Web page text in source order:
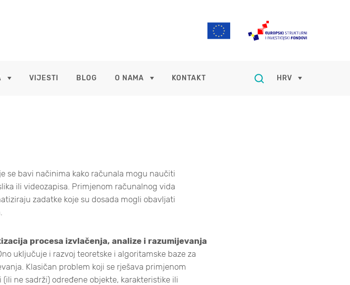
VIJESTI BLOG O NAMA KONTAKT HRV
se bavi načinima kako računala mogu naučiti
ili videozapisa. Primjenom računalnog vida
zadatke koje su dosada mogli obavljati
procesa izvlačenja, analize i razumijevanja
uključuje i razvoj teoretske i algoritamske baze za
Klasičan problem koji se rješava primjenom
ne sadrži) određene objekte, karakteristike ili